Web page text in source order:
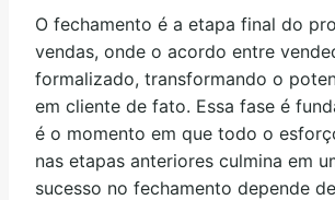
O fechamento é a etapa final do
vendas, onde o acordo entre
formalizado, transformando o
em cliente de fato. Essa fase é
é o momento em que todo o
nas etapas anteriores culmina em
sucesso no fechamento depende